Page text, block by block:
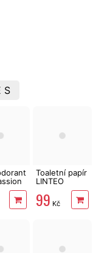
S
Toaletní papír
LINTEO
3vrstvý 16
rolí, 240 m
99 Kč